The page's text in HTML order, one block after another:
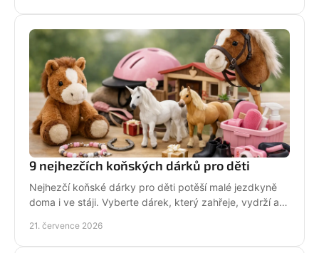
9 nejhezčích koňských dárků pro děti
Nejhezčí koňské dárky pro děti potěší malé jezdkyně
doma i ve stáji. Vyberte dárek, který zahřeje, vydrží a
21. července 2026